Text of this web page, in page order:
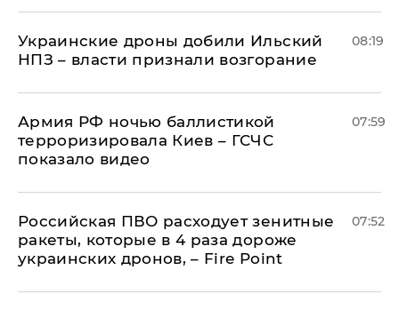
Украинские дроны добили Ильский
НПЗ – власти признали возгорание
08:19
Армия РФ ночью баллистикой
терроризировала Киев – ГСЧС
показало видео
07:59
Российская ПВО расходует зенитные
ракеты, которые в 4 раза дороже
украинских дронов, – Fire Point
07:52